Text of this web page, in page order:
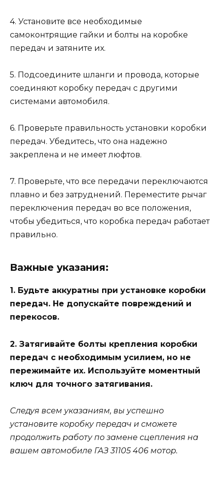
4. Установите все необходимые
самоконтрящие гайки и болты на коробке
передач и затяните их.
5. Подсоедините шланги и провода, которые
соединяют коробку передач с другими
системами автомобиля.
6. Проверьте правильность установки коробки
передач. Убедитесь, что она надежно
закреплена и не имеет люфтов.
7. Проверьте, что все передачи переключаются
плавно и без затруднений. Переместите рычаг
переключения передач во все положения,
чтобы убедиться, что коробка передач работает
правильно.
Важные указания:
1. Будьте аккуратны при установке коробки
передач. Не допускайте повреждений и
перекосов.
2. Затягивайте болты крепления коробки
передач с необходимым усилием, но не
пережимайте их. Используйте моментный
ключ для точного затягивания.
Следуя всем указаниям, вы успешно
установите коробку передач и сможете
продолжить работу по замене сцепления на
вашем автомобиле ГАЗ 31105 406 мотор.